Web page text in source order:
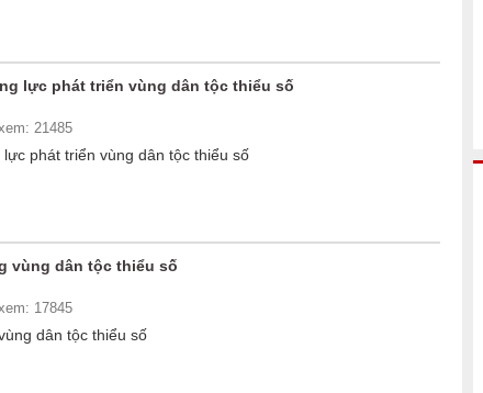
lực phát triển vùng dân tộc thiểu số
21485
phát triển vùng dân tộc thiểu số
vùng dân tộc thiểu số
17845
dân tộc thiểu số